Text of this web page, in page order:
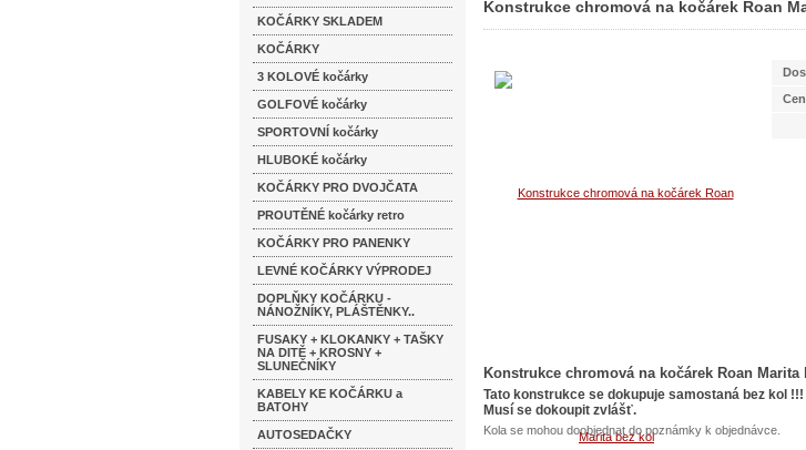
KOČÁRKY SKLADEM
KOČÁRKY
3 KOLOVÉ kočárky
GOLFOVÉ kočárky
SPORTOVNÍ kočárky
HLUBOKÉ kočárky
KOČÁRKY PRO DVOJČATA
PROUTĚNÉ kočárky retro
KOČÁRKY PRO PANENKY
LEVNÉ KOČÁRKY VÝPRODEJ
DOPLŇKY KOČÁRKU -
NÁNOŽNÍKY, PLÁŠTĚNKY..
FUSAKY + KLOKANKY + TAŠKY
NA DITĚ + KROSNY +
SLUNEČNÍKY
KABELY KE KOČÁRKU a
BATOHY
AUTOSEDAČKY
Konstrukce chromová na kočárek Roan
Konstrukce chromová na kočárek Roan Marita
Tato konstrukce se dokupuje samostaná bez kol
Musí se dokoupit zvlášť.
Kola se mohou doobjednat do poznámky k objednávce.